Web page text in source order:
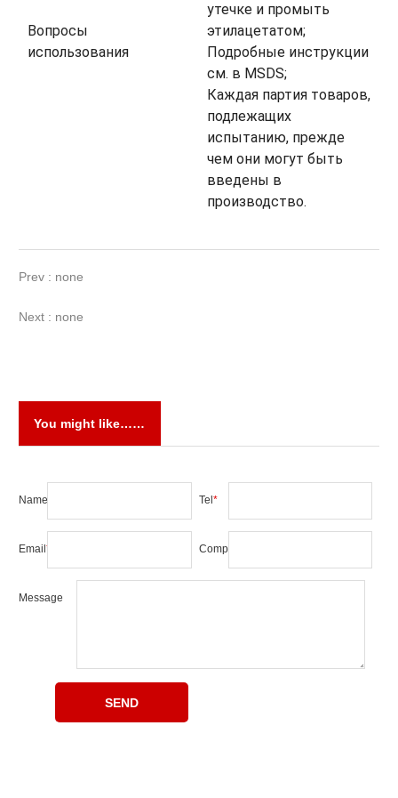
Вопросы
использования
утечке и промыть
этилацетатом;
Подробные инструкции
см. в MSDS;
Каждая партия товаров,
подлежащих
испытанию, прежде
чем они могут быть
введены в
производство.
Prev : none
Next : none
You might like……
Name Tel *
Email * Company
Message